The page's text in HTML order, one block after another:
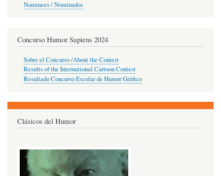
Nominees / Nominados
Concurso Humor Sapiens 2024
Sobre el Concurso /About the Contest
Results of the International Cartoon Contest
Resultado Concurso Escolar de Humor Gráfico
Clásicos del Humor